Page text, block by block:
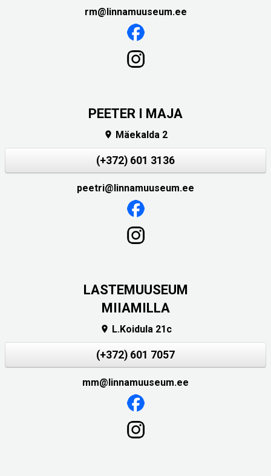
rm@linnamuuseum.ee
PEETER I MAJA
 Mäekalda 2
(+372) 601 3136
peetri@linnamuuseum.ee
LASTEMUUSEUM
MIIAMILLA
 L.Koidula 21c
(+372) 601 7057
mm@linnamuuseum.ee